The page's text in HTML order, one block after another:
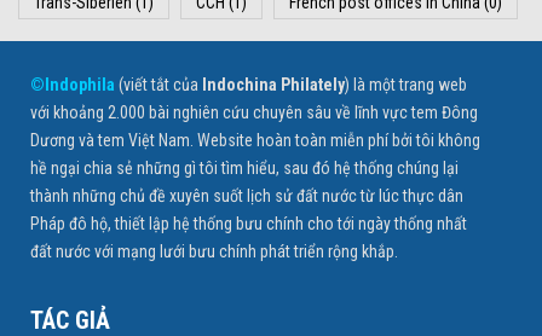
©Indophila (viết tắt của Indochina Philately) là một trang web
với khoảng 2.000 bài nghiên cứu chuyên sâu về lĩnh vực tem Đông
Dương và tem Việt Nam. Website hoàn toàn miễn phí bởi tôi không
hề ngại chia sẻ những gì tôi tìm hiểu, sau đó hệ thống chúng lại
thành những chủ đề xuyên suốt lịch sử đất nước từ lúc thực dân
Pháp đô hộ, thiết lập hệ thống bưu chính cho tới ngày thống nhất
đất nước với mạng lưới bưu chính phát triển rộng khắp.
TÁC GIẢ